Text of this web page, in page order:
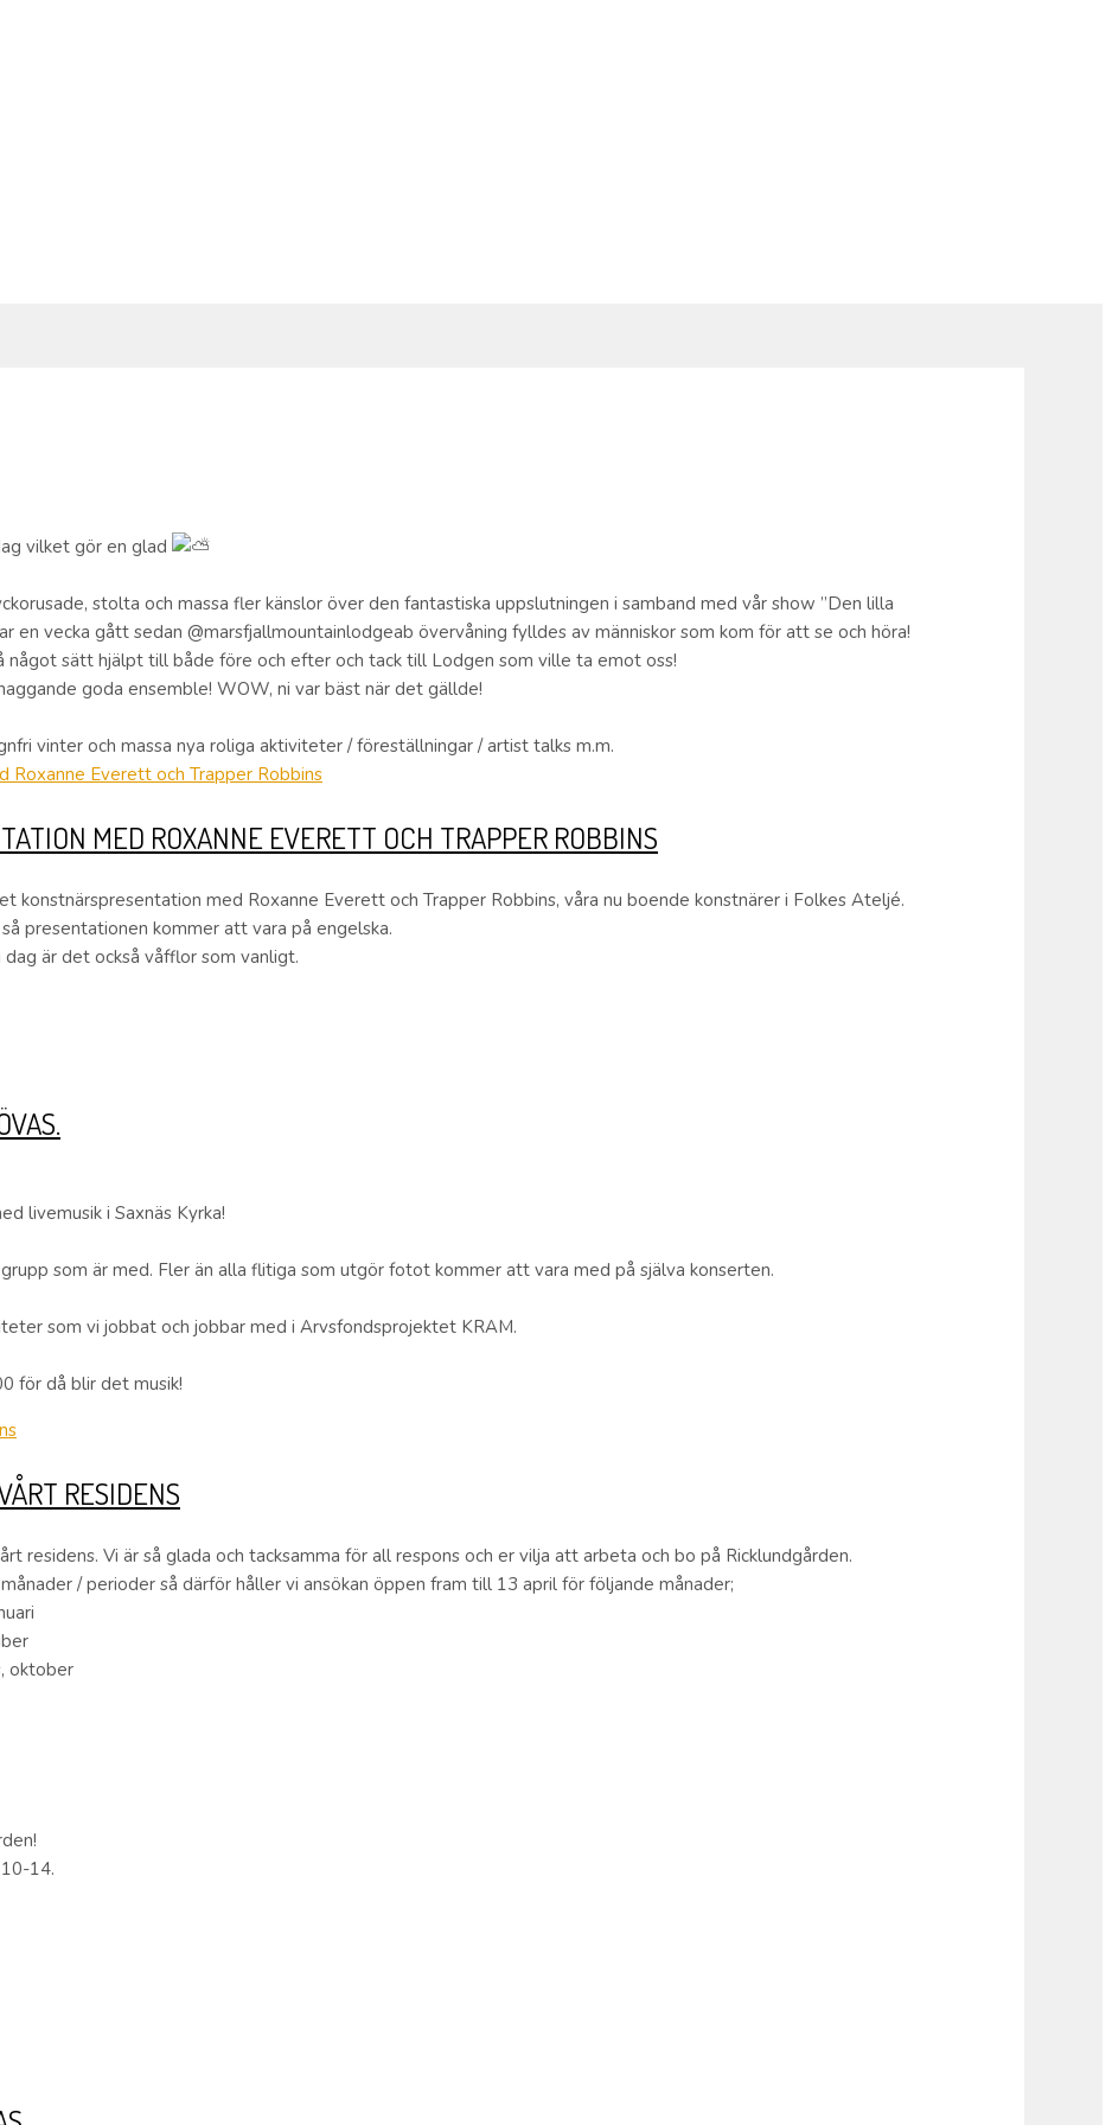
vilket gör en glad
stolta och massa fler känslor över den fantastiska uppslutningen i samband med vår show ”Den lilla
en vecka gått sedan @marsfjallmountainlodgeab övervåning fylldes av människor som kom för att se och höra!
något sätt hjälpt till både före och efter och tack till Lodgen som ville ta emot oss!
goda ensemble! WOW, ni var bäst när det gällde!
vinter och massa nya roliga aktiviteter / föreställningar / artist talks m.m.
MED ROXANNE EVERETT OCH TRAPPER ROBBINS
konstnärspresentation med Roxanne Everett och Trapper Robbins, våra nu boende konstnärer i Folkes Ateljé.
presentationen kommer att vara på engelska.
dag är det också våfflor som vanligt.
livemusik i Saxnäs Kyrka!
som är med. Fler än alla flitiga som utgör fotot kommer att vara med på själva konserten.
som vi jobbat och jobbar med i Arvsfondsprojektet KRAM.
för då blir det musik!
RESIDENS
residens. Vi är så glada och tacksamma för all respons och er vilja att arbeta och bo på Ricklundgården.
/ perioder så därför håller vi ansökan öppen fram till 13 april för följande månader;
oktober
14.